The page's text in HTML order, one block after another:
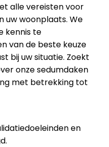
alle vereisten voor
uw woonplaats. We
kennis te
van de beste keuze
bij uw situatie. Zoekt
onze sedumdaken
met betrekking tot
en